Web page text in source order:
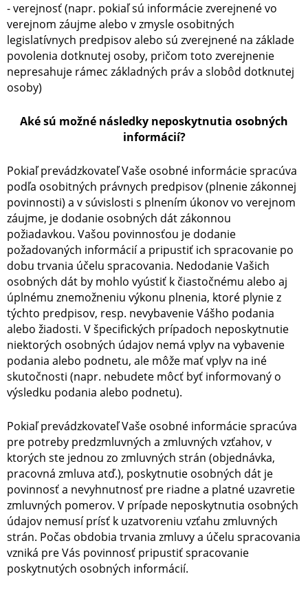
- verejnosť (napr. pokiaľ sú informácie zverejnené vo
verejnom záujme alebo v zmysle osobitných
legislatívnych predpisov alebo sú zverejnené na základe
povolenia dotknutej osoby, pričom toto zverejnenie
nepresahuje rámec základných práv a slobôd dotknutej
osoby)
Aké sú možné následky neposkytnutia osobných
informácií?
Pokiaľ prevádzkovateľ Vaše osobné informácie spracúva
podľa osobitných právnych predpisov (plnenie zákonnej
povinnosti) a v súvislosti s plnením úkonov vo verejnom
záujme, je dodanie osobných dát zákonnou
požiadavkou. Vašou povinnosťou je dodanie
požadovaných informácií a pripustiť ich spracovanie po
dobu trvania účelu spracovania. Nedodanie Vašich
osobných dát by mohlo vyústiť k čiastočnému alebo aj
úplnému znemožneniu výkonu plnenia, ktoré plynie z
týchto predpisov, resp. nevybavenie Vášho podania
alebo žiadosti. V špecifických prípadoch neposkytnutie
niektorých osobných údajov nemá vplyv na vybavenie
podania alebo podnetu, ale môže mať vplyv na iné
skutočnosti (napr. nebudete môcť byť informovaný o
výsledku podania alebo podnetu).
Pokiaľ prevádzkovateľ Vaše osobné informácie spracúva
pre potreby predzmluvných a zmluvných vzťahov, v
ktorých ste jednou zo zmluvných strán (objednávka,
pracovná zmluva atď.), poskytnutie osobných dát je
povinnosť a nevyhnutnosť pre riadne a platné uzavretie
zmluvných pomerov. V prípade neposkytnutia osobných
údajov nemusí prísť k uzatvoreniu vzťahu zmluvných
strán. Počas obdobia trvania zmluvy a účelu spracovania
vzniká pre Vás povinnosť pripustiť spracovanie
poskytnutých osobných informácií.